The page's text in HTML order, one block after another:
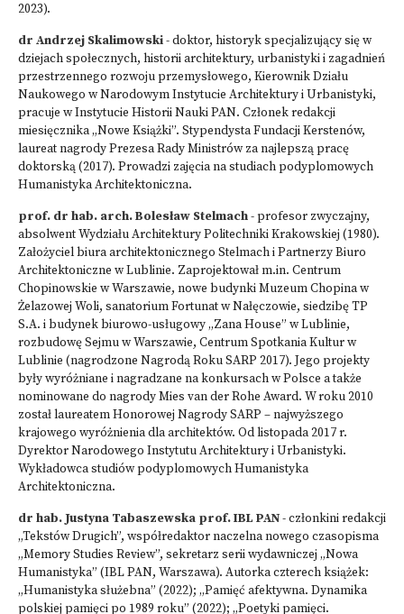
2023).
dr Andrzej Skalimowski- doktor, historyk specjalizujący się w
dziejach społecznych, historii architektury, urbanistyki i zagadnień
przestrzennego rozwoju przemysłowego, Kierownik Działu
Naukowego w Narodowym Instytucie Architektury i Urbanistyki,
pracuje w Instytucie Historii Nauki PAN. Członek redakcji
miesięcznika „Nowe Książki”. Stypendysta Fundacji Kerstenów,
laureat nagrody Prezesa Rady Ministrów za najlepszą pracę
doktorską (2017). Prowadzi zajęcia na studiach podyplomowych
Humanistyka Architektoniczna.
prof. dr hab. arch. Bolesław Stelmach- profesor zwyczajny,
absolwent Wydziału Architektury Politechniki Krakowskiej (1980).
Założyciel biura architektonicznego Stelmach i Partnerzy Biuro
Architektoniczne w Lublinie. Zaprojektował m.in. Centrum
Chopinowskie w Warszawie, nowe budynki Muzeum Chopina w
Żelazowej Woli, sanatorium Fortunat w Nałęczowie, siedzibę TP
S.A. i budynek biurowo-usługowy „Zana House” w Lublinie,
rozbudowę Sejmu w Warszawie, Centrum Spotkania Kultur w
Lublinie (nagrodzone Nagrodą Roku SARP 2017). Jego projekty
były wyróżniane i nagradzane na konkursach w Polsce a także
nominowane do nagrody Mies van der Rohe Award. W roku 2010
został laureatem Honorowej Nagrody SARP – najwyższego
krajowego wyróżnienia dla architektów. Od listopada 2017 r.
Dyrektor Narodowego Instytutu Architektury i Urbanistyki.
Wykładowca studiów podyplomowych Humanistyka
Architektoniczna.
dr hab. Justyna Tabaszewska prof. IBL PAN- członkini redakcji
„Tekstów Drugich”, współredaktor naczelna nowego czasopisma
„Memory Studies Review”, sekretarz serii wydawniczej „Nowa
Humanistyka” (IBL PAN, Warszawa). Autorka czterech książek:
„Humanistyka służebna” (2022); „Pamięć afektywna. Dynamika
polskiej pamięci po 1989 roku” (2022); „Poetyki pamięci.